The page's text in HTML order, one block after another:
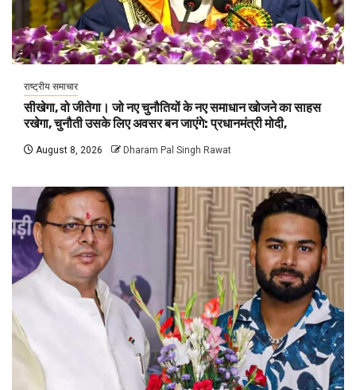
राष्ट्रीय समाचार
सीखेगा, वो जीतेगा। जो नए चुनौतियों के नए समाधान खोजने का साहस
रखेगा, चुनौती उसके लिए अवसर बन जाएंगे: प्रधानमंत्री मोदी,
August 8, 2026 Dharam Pal Singh Rawat